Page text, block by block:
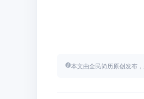
本文由全民简历原创发布